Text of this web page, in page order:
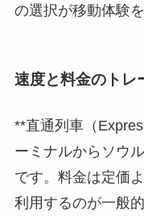
の選択が移動体験
速度と料金のトレ
**直通列車（
ーミナルからソウ
です。料金は定価
利用するのが一般